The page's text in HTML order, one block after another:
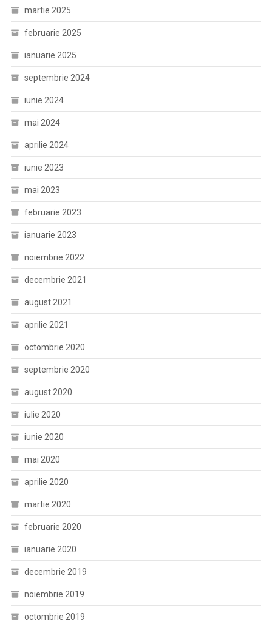
martie 2025
februarie 2025
ianuarie 2025
septembrie 2024
iunie 2024
mai 2024
aprilie 2024
iunie 2023
mai 2023
februarie 2023
ianuarie 2023
noiembrie 2022
decembrie 2021
august 2021
aprilie 2021
octombrie 2020
septembrie 2020
august 2020
iulie 2020
iunie 2020
mai 2020
aprilie 2020
martie 2020
februarie 2020
ianuarie 2020
decembrie 2019
noiembrie 2019
octombrie 2019